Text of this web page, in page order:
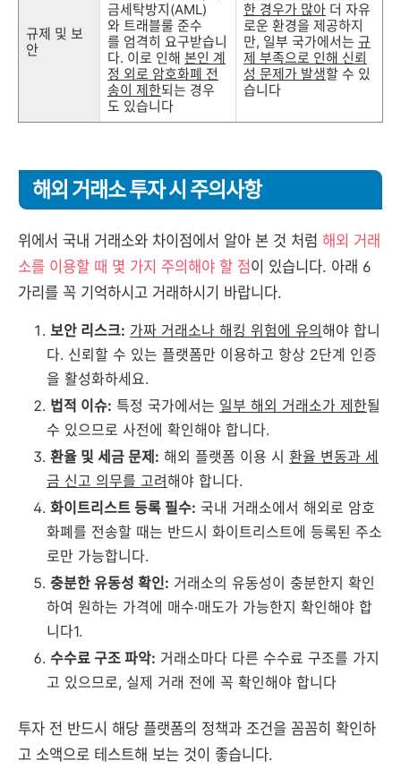
규제 및 보
안
금세탁방지(AML)
와 트래블룰 준수
를 엄격히 요구받습니
다. 이로 인해 본인 계
정 외로 암호화폐 전
송이 제한되는 경우
도 있습니다
한 경우가 많아 더 자유
로운 환경을 제공하지
만, 일부 국가에서는 규
제 부족으로 인해 신뢰
성 문제가 발생할 수 있
습니다
해외 거래소 투자 시 주의사항
위에서 국내 거래소와 차이점에서 알아 본 것 처럼 해외 거래
소를 이용할 때 몇 가지 주의해야 할 점이 있습니다. 아래 6
가리를 꼭 기억하시고 거래하시기 바랍니다.
보안 리스크: 가짜 거래소나 해킹 위험에 유의 해야 합니
다. 신뢰할 수 있는 플랫폼만 이용하고 항상 2단계 인증
을 활성화하세요.
법적 이슈: 특정 국가에서는 일부 해외 거래소가 제한될
수 있으므로 사전에 확인해야 합니다.
환율 및 세금 문제: 해외 플랫폼 이용 시 환율 변동과 세
금 신고 의무를 고려해야 합니다.
화이트리스트 등록 필수: 국내 거래소에서 해외로 암호
화폐를 전송할 때는 반드시 화이트리스트에 등록된 주소
로만 가능합니다.
충분한 유동성 확인: 거래소의 유동성이 충분한지 확인
하여 원하는 가격에 매수·매도가 가능한지 확인해야 합
니다1.
수수료 구조 파악: 거래소마다 다른 수수료 구조를 가지
고 있으므로, 실제 거래 전에 꼭 확인해야 합니다
투자 전 반드시 해당 플랫폼의 정책과 조건을 꼼꼼히 확인하
고 소액으로 테스트해 보는 것이 좋습니다.